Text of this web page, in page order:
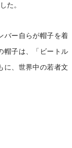
た。
バー自らが帽子を着
帽子は、「ビートル
に、世界中の若者文